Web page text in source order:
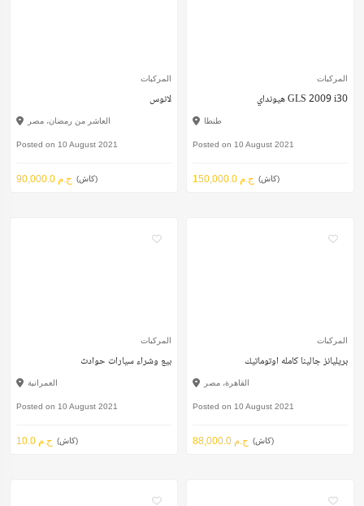
المركبات
لانوس
العاشر من رمضان، مصر
Posted on 10 August 2021
90,000.0 ج.م (كاش)
المركبات
هيونداي GLS 2009 i30
طنطا
Posted on 10 August 2021
150,000.0 ج.م (كاش)
المركبات
بيع وشراء سيارات حوادث
العمرانية
Posted on 10 August 2021
10.0 ج.م (كاش)
المركبات
بريليانز جالينا كامله اوتوماتيك
القاهرة، مصر
Posted on 10 August 2021
88,000.0 ج.م (كاش)